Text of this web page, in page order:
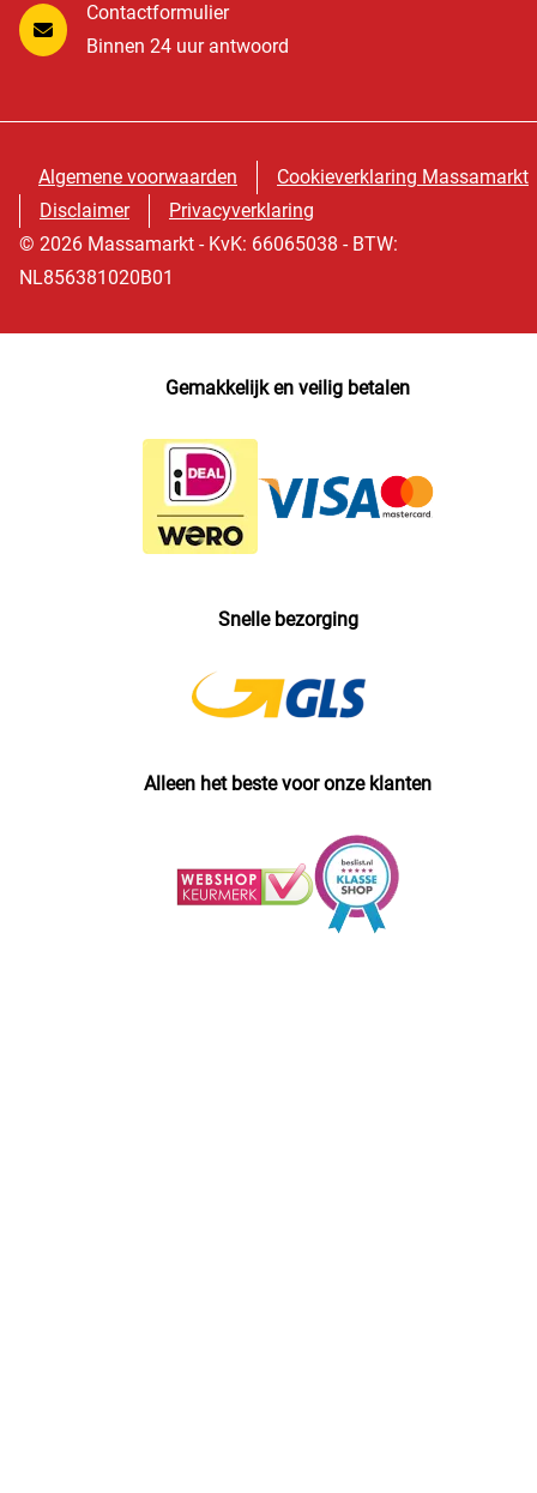
Contactformulier
Binnen 24 uur antwoord
Algemene voorwaarden
Cookieverklaring Massamarkt
Disclaimer
Privacyverklaring
© 2026 Massamarkt - KvK: 66065038 - BTW:
NL856381020B01
Gemakkelijk en veilig betalen
Snelle bezorging
Alleen het beste voor onze klanten